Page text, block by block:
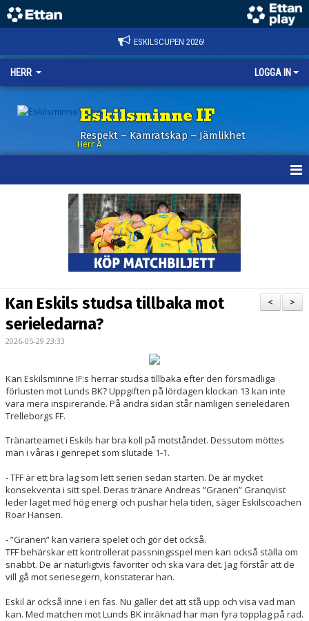
ESKILSCUPEN 2026!
HERR LOGGA IN
Eskilsminne IF
Respekt – Kamratskap – Jämlikhet
Herr A
BILDGALLERI
KONTAKT
MATCHER
ETTAN SÖDRA
>
<
Kan Eskils studsa tillbaka mot
serieledarna?
2026-05-29 23:33
Kan Eskilsminne IF:s herrar studsa tillbaka efter den försmädliga
förlusten mot Lunds BK? Uppgiften på lördagen klockan 13 kan inte
vara mera inspirerande. På andra sidan står nämligen serieledaren
Trelleborgs FF.
Tränarteamet i Eskils har bra koll på motståndet. Dessutom möttes
man i våras i genrepet som slutade 1-1.
- TFF är ett bra lag som lett serien sedan starten. De är mycket
konsekventa i sitt spel. Deras tränare Andreas ”Granen” Granqvist
leder laget med hög energi och pushar hela tiden, säger Eskilscoachen
Roar Hansen.
- ”Granen” kan variera spelet och gör det också.
TFF behärskar ett kontrollerat passningsspel men kan också ställa om
snabbt. De är naturligtvis favoriter och ska vara det. Jag förstår att de
vill gå mot seriesegern, konstaterar han.
Eskil är också inne i en fas. Nu gäller det att stå upp och visa vad man
kan. Med matchen mot Lunds BK inräknad har man fyra topplag på rad.